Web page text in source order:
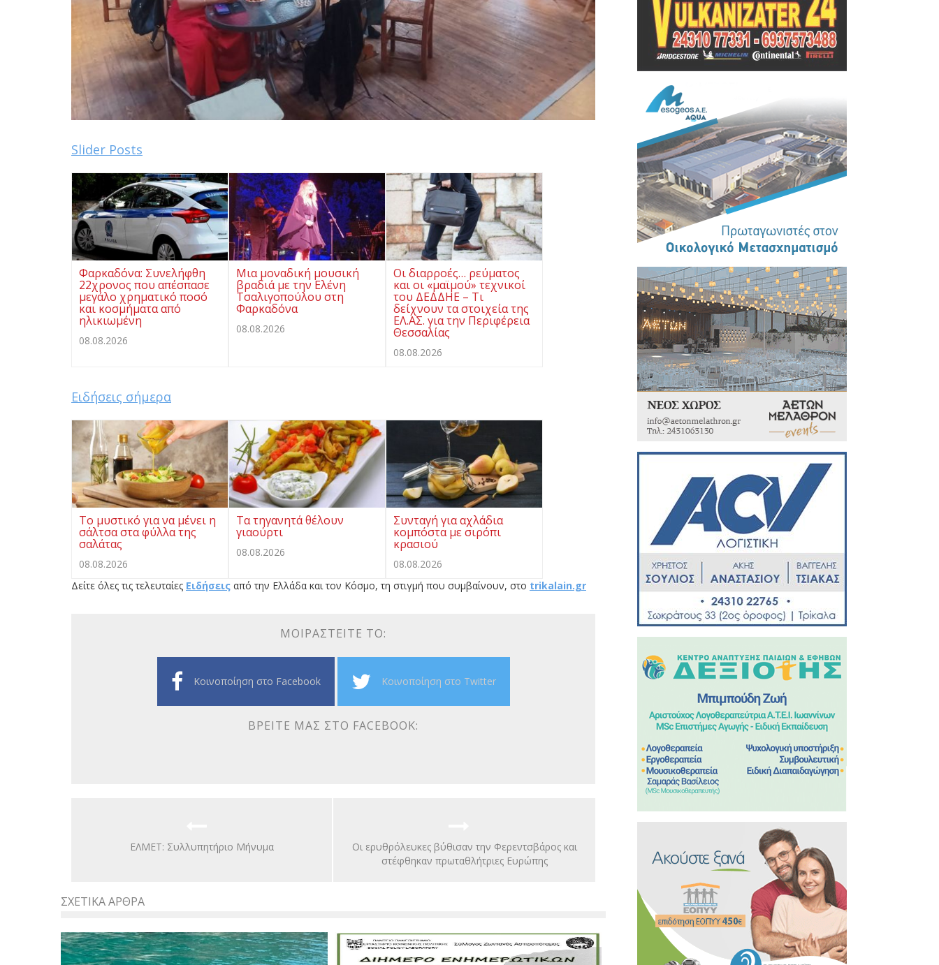
Slider Posts
Φαρκαδόνα: Συνελήφθη
22χρονος που απέσπασε
μεγάλο χρηματικό ποσό
και κοσμήματα από
ηλικιωμένη
08.08.2026
Μια μοναδική μουσική
βραδιά με την Ελένη
Τσαλιγοπούλου στη
Φαρκαδόνα
08.08.2026
Οι διαρροές… ρεύματος
και οι «μαϊμού» τεχνικοί
του ΔΕΔΔΗΕ – Τι
δείχνουν τα στοιχεία της
ΕΛ.ΑΣ. για την Περιφέρεια
Θεσσαλίας
08.08.2026
Ειδήσεις σήμερα
Το μυστικό για να μένει η
σάλτσα στα φύλλα της
σαλάτας
08.08.2026
Τα τηγανητά θέλουν
γιαούρτι
08.08.2026
Συνταγή για αχλάδια
κομπόστα με σιρόπι
κρασιού
08.08.2026
Δείτε όλες τις τελευταίες Ειδήσεις από την Ελλάδα και τον Κόσμο, τη στιγμή που συμβαίνουν, στο trikalain.gr
ΜΟΙΡΑΣΤΕΊΤΕ ΤΟ:
Κοινοποίηση στο Facebook Κοινοποίηση στο Twitter
ΒΡΕΊΤΕ ΜΑΣ ΣΤΟ FACEBOOK:
ΕΛΜΕΤ: Συλλυπητήριο Μήνυμα
Οι ερυθρόλευκες βύθισαν την Φερεντσβάρος και
στέφθηκαν πρωταθλήτριες Ευρώπης
ΣΧΕΤΙΚΆ ΆΡΘΡΑ